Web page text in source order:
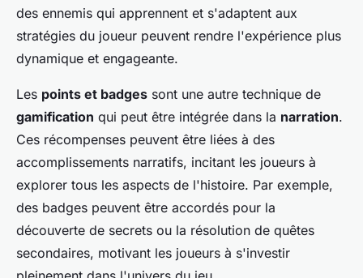
des ennemis qui apprennent et s'adaptent aux
stratégies du joueur peuvent rendre l'expérience plus
dynamique et engageante.
Les points et badges sont une autre technique de
gamification qui peut être intégrée dans la narration.
Ces récompenses peuvent être liées à des
accomplissements narratifs, incitant les joueurs à
explorer tous les aspects de l'histoire. Par exemple,
des badges peuvent être accordés pour la
découverte de secrets ou la résolution de quêtes
secondaires, motivant les joueurs à s'investir